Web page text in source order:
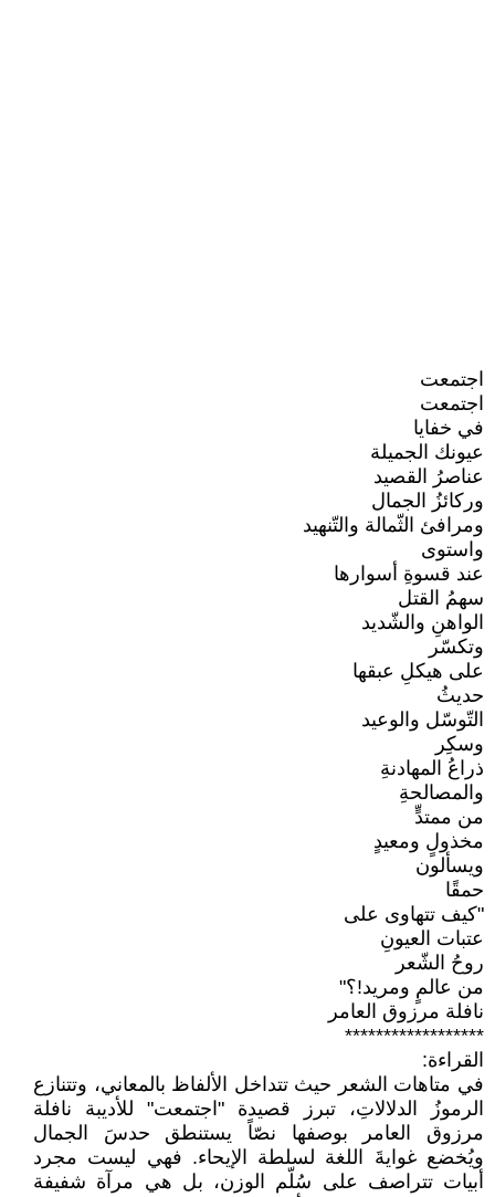
اجتمعت
اجتمعت
في خفايا
عيونك الجميلة
عناصرُ القصيد
وركائزُ الجمال
ومرافئ الثّمالة والتّنهيد
واستوى
عند قسوةِ أسوارها
سهمُ القتل
الواهنِ والشّديد
وتكسّر
على هيكلِ عبقها
حديثُ
التّوسّل والوعيد
وسكِر
ذراعُ المهادنةِ
والمصالحةِ
من ممتدٍّ
مخذولٍ ومعيدٍ
ويسألون
حمقًا
"كيف تتهاوى على
عتبات العيونِ
روحُ الشّعر
من عالمٍ ومريد!؟"
نافلة مرزوق العامر
******************
القراءة:
في متاهات الشعر حيث تتداخل الألفاظ بالمعاني، وتتنازع
الرموزُ الدلالاتِ، تبرز قصيدة "اجتمعت" للأديبة نافلة
مرزوق العامر بوصفها نصّاً يستنطق حدسَ الجمال
ويُخضع غوايةَ اللغة لسلطة الإيحاء. فهي ليست مجرد
أبيات تتراصف على سُلّم الوزن، بل هي مرآة شفيفة